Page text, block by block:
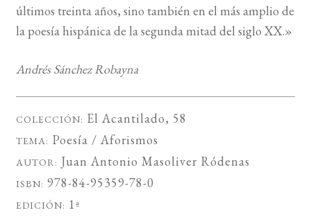
últimos treinta años, sino también en el más amplio de
la poesía hispánica de la segunda mitad del siglo XX.»
Andrés Sánchez Robayna
COLECCIÓN: El Acantilado, 58
TEMA: Poesía / Aforismos
AUTOR: Juan Antonio Masoliver Ródenas
ISBN: 978-84-95359-78-0
EDICIÓN: 1ª